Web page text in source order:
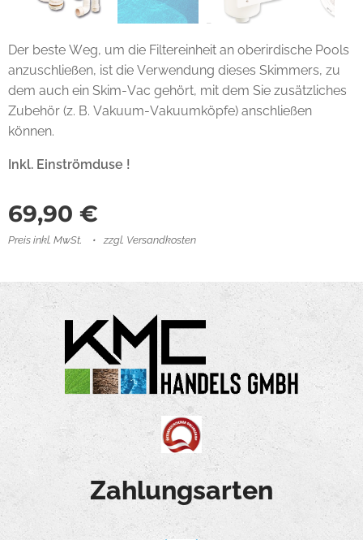
Der beste Weg, um die Filtereinheit an oberirdische Pools
anzuschließen, ist die Verwendung dieses Skimmers, zu
dem auch ein Skim-Vac gehört, mit dem Sie zusätzliches
Zubehör (z. B. Vakuum-Vakuumköpfe) anschließen
können.
Inkl. Einströmduse !
69,90 €
Preis inkl. MwSt. zzgl. Versandkosten
Zahlungsarten